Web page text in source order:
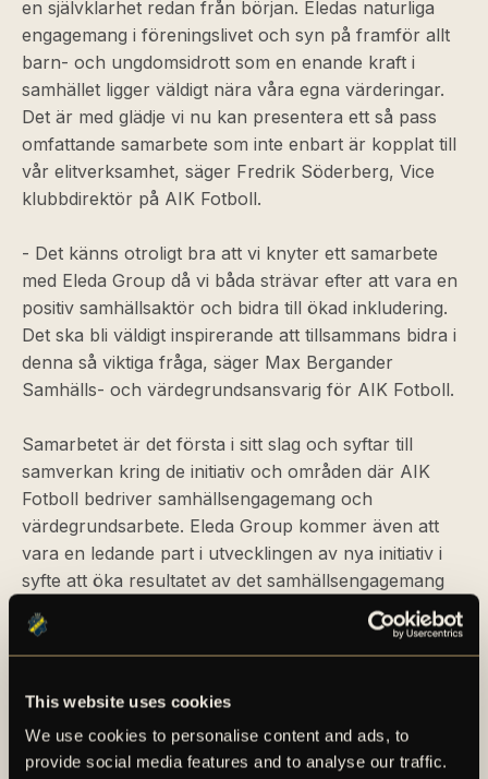
This website uses cookies
We use cookies to personalise content and ads, to
provide social media features and to analyse our traffic.
en självklarhet redan från början. Eledas naturliga
engagemang i föreningslivet och syn på framför allt
barn- och ungdomsidrott som en enande kraft i
samhället ligger väldigt nära våra egna värderingar.
Det är med glädje vi nu kan presentera ett så pass
omfattande samarbete som inte enbart är kopplat till
vår elitverksamhet, säger Fredrik Söderberg, Vice
klubbdirektör på AIK Fotboll.
- Det känns otroligt bra att vi knyter ett samarbete
med Eleda Group då vi båda strävar efter att vara en
positiv samhällsaktör och bidra till ökad inkludering.
Det ska bli väldigt inspirerande att tillsammans bidra i
denna så viktiga fråga, säger Max Bergander
Samhälls- och värdegrundsansvarig för AIK Fotboll.
Samarbetet är det första i sitt slag och syftar till
samverkan kring de initiativ och områden där AIK
Fotboll bedriver samhällsengagemang och
värdegrundsarbete. Eleda Group kommer även att
vara en ledande part i utvecklingen av nya initiativ i
syfte att öka resultatet av det samhällsengagemang
som AIK Fotboll, genom fotbollen, har som del av
klubbens kärnverksamhet.
- Eleda Group har en stark tro på föreningslivets
en trygg och glädjefull föreningsresa för flickor och
pojkar, säger Emilie Condrup Masior,